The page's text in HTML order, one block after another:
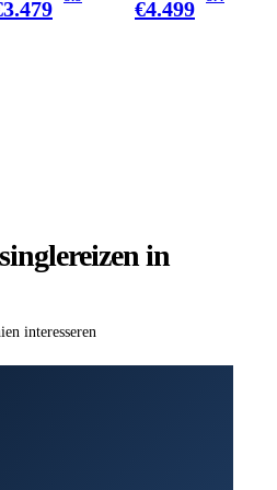
3.479 €4.499
in
interesseren